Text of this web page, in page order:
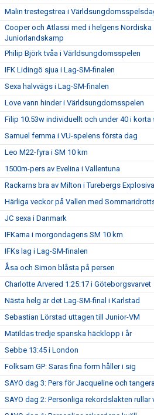
Malin trestegstrea i
Cooper och Atlassi med i helgens Nordiska
Juniorlandskamp
Philip Björk tvåa i Världsungdomsspelen
IFK Lidingö sjua i Lag-SM-finalen
Sexa halvvägs i Lag-SM-finalen
Love vann hinder i Världsungdomsspelen
Filip 10.53w individuellt och under 40 i korta
Samuel femma i VU-spelens första dag
Leo M22-fyra i SM 10 km
1500m-pers av Evelina i Vallentuna
Rackarns bra av Milton i Turebergs
Härliga veckor på Vallen med
JC sexa i Danmark
IFKarna i morgondagens SM 10 km
IFKs lag i Lag-SM-finalen
Åsa och Simon blåsta på persen
Charlotte Arvered 1:25:17 i Göteborgsvarvet
Nästa helg är det Lag-SM-final i Karlstad
Sebastian Lörstad uttagen till Junior-VM
Matildas tredje spanska häcklopp i år
Sebbe 13:45 i London
Folksam GP: Saras fina form håller i sig
SAYO dag 3: Pers för Jacqueline och
SAYO dag 2: Personliga rekordslakten rullar